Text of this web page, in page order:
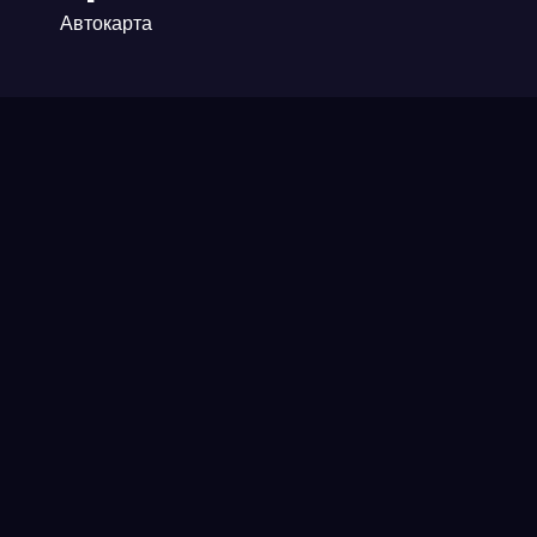
Автокарта